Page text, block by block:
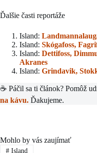
Ďalšie časti reportáže
Island:
Island: Skógafoss,
Island: Dettifoss,
Akranes
Island: Grindavik,
☕ Páčil sa ti článok? Pomôž
na kávu. Ďakujeme.
Mohlo by vás zaujímať
#Island